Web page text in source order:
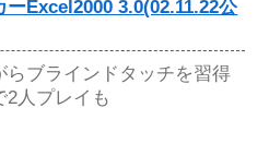
Excel2000 3.0(02.11.22公
ブラインドタッチを習得
2人プレイも